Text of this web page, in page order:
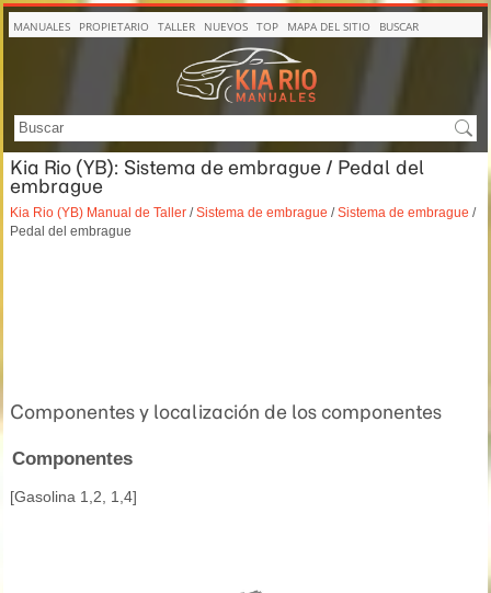
MANUALES PROPIETARIO TALLER NUEVOS TOP MAPA DEL SITIO BUSCAR
Kia Rio (YB): Sistema de embrague / Pedal del
embrague
Kia Rio (YB) Manual de Taller /Sistema de embrague /Sistema de embrague /
Pedal del embrague
Componentes y localización de los componentes
Componentes
[Gasolina 1,2, 1,4]